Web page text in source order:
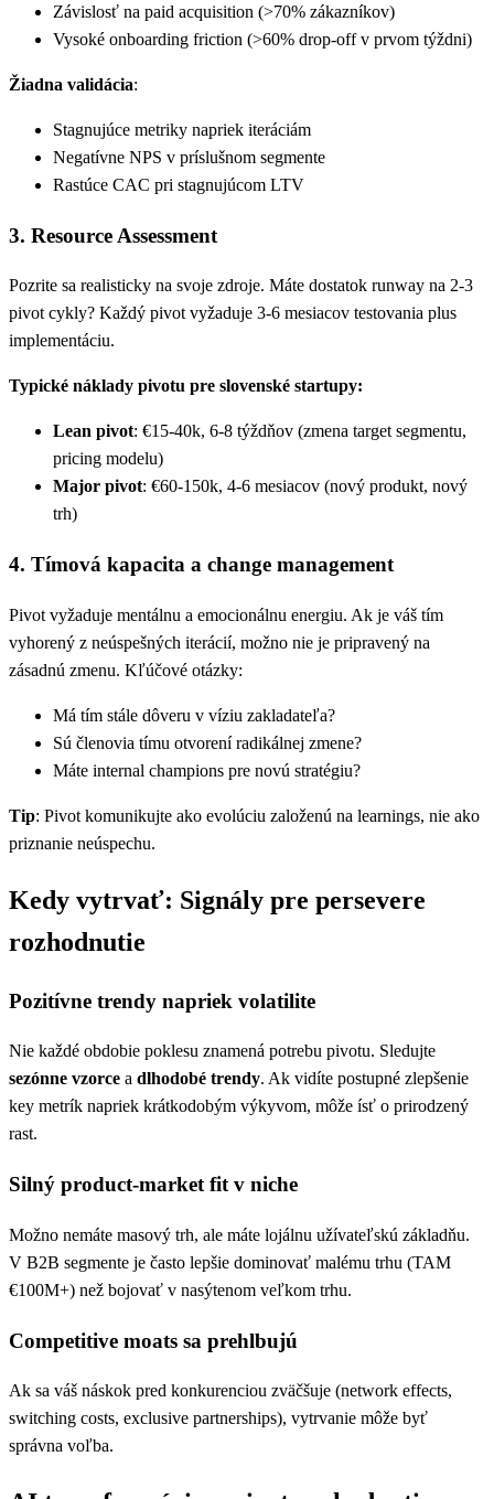
Závislosť na paid acquisition (>70% zákazníkov)
Vysoké onboarding friction (>60% drop-off v prvom týždni)
Žiadna validácia:
Stagnujúce metriky napriek iteráciám
Negatívne NPS v príslušnom segmente
Rastúce CAC pri stagnujúcom LTV
3. Resource Assessment
Pozrite sa realisticky na svoje zdroje. Máte dostatok runway na 2-3
pivot cykly? Každý pivot vyžaduje 3-6 mesiacov testovania plus
implementáciu.
Typické náklady pivotu pre slovenské startupy:
Lean pivot: €15-40k, 6-8 týždňov (zmena target segmentu,
pricing modelu)
Major pivot: €60-150k, 4-6 mesiacov (nový produkt, nový
trh)
4. Tímová kapacita a change management
Pivot vyžaduje mentálnu a emocionálnu energiu. Ak je váš tím
vyhorený z neúspešných iterácií, možno nie je pripravený na
zásadnú zmenu. Kľúčové otázky:
Má tím stále dôveru v víziu zakladateľa?
Sú členovia tímu otvorení radikálnej zmene?
Máte internal champions pre novú stratégiu?
Tip: Pivot komunikujte ako evolúciu založenú na learnings, nie ako
priznanie neúspechu.
Kedy vytrvať: Signály pre persevere
rozhodnutie
Pozitívne trendy napriek volatilite
Nie každé obdobie poklesu znamená potrebu pivotu. Sledujte
sezónne vzorce a dlhodobé trendy. Ak vidíte postupné zlepšenie
key metrík napriek krátkodobým výkyvom, môže ísť o prirodzený
rast.
Silný product-market fit v niche
Možno nemáte masový trh, ale máte lojálnu užívateľskú základňu.
V B2B segmente je často lepšie dominovať malému trhu (TAM
€100M+) než bojovať v nasýtenom veľkom trhu.
Competitive moats sa prehlbujú
Ak sa váš náskok pred konkurenciou zväčšuje (network effects,
switching costs, exclusive partnerships), vytrvanie môže byť
správna voľba.